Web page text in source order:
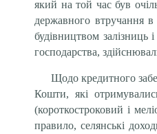
який на той час був
державного втручання
будівництвом залізниць
господарства,
Щодо кредитного
Кошти, які
(короткостроковий і
правило, селянські